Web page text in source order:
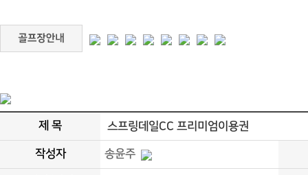
제 목 스프링데일CC 프리미엄이용권
작성자 송윤주